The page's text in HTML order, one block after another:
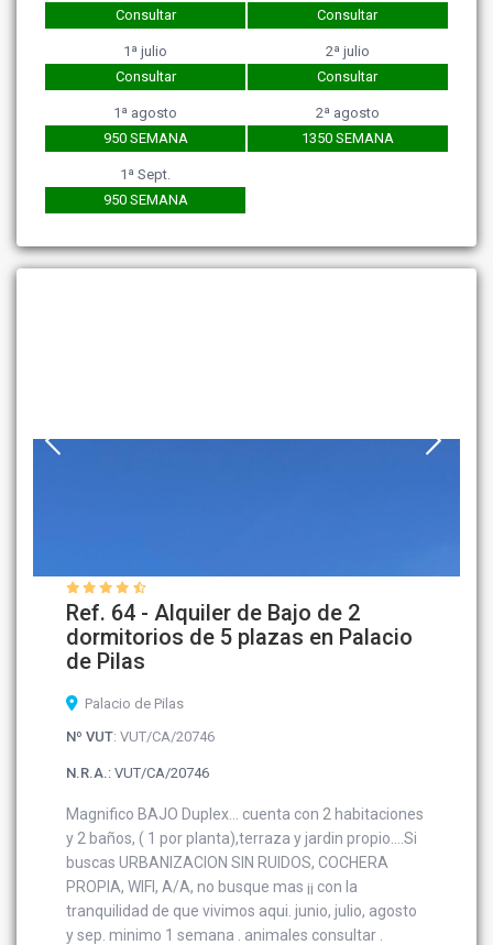
Consultar
Consultar
1ª julio
Consultar
2ª julio
Consultar
1ª agosto
950 SEMANA
2ª agosto
1350 SEMANA
1ª Sept.
950 SEMANA
Ref. 64 - Alquiler de Bajo de 2
dormitorios de 5 plazas en Palacio
de Pilas
Palacio de Pilas
Nº VUT: VUT/CA/20746
N.R.A.: VUT/CA/20746
Magnifico BAJO Duplex... cuenta con 2 habitaciones
y 2 baños, ( 1 por planta),terraza y jardin propio....Si
buscas URBANIZACION SIN RUIDOS, COCHERA
PROPIA, WIFI, A/A, no busque mas ¡¡ con la
tranquilidad de que vivimos aqui. junio, julio, agosto
y sep. minimo 1 semana . animales consultar .